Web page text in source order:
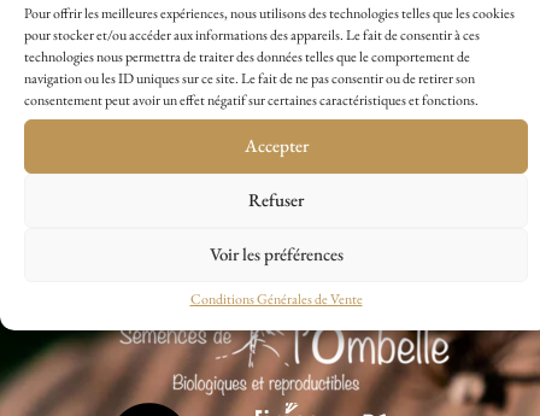
Pour offrir les meilleures expériences, nous utilisons des technologies telles que les cookies
pour stocker et/ou accéder aux informations des appareils. Le fait de consentir à ces
technologies nous permettra de traiter des données telles que le comportement de
navigation ou les ID uniques sur ce site. Le fait de ne pas consentir ou de retirer son
consentement peut avoir un effet négatif sur certaines caractéristiques et fonctions.
Accepter
Refuser
Voir les préférences
Conditions Générales de Vente
1 sachet cadeau dés 20€ d'achat